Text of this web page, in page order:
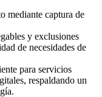
mediante captura de
y exclusiones
de necesidades de
para servicios
respaldando un